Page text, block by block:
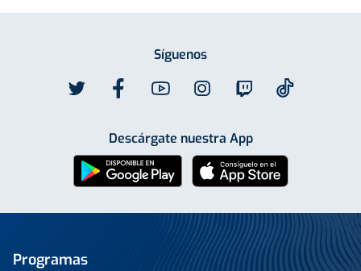
Síguenos
Descárgate nuestra App
Programas